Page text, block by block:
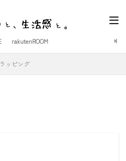
rakutenROOM
ッピング